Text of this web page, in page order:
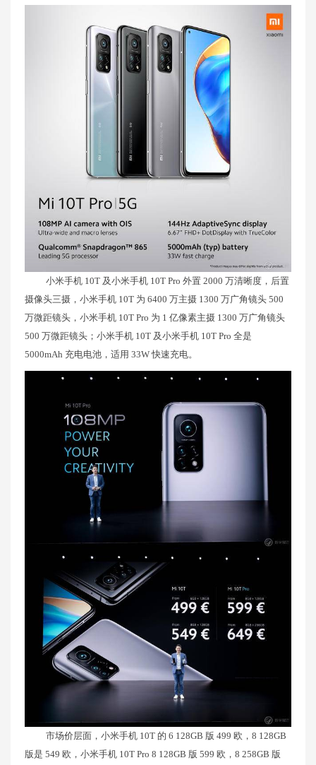
小米手机 10T 及小米手机 10T Pro 外置 2000 万清晰度，后置
摄像头三摄，小米手机 10T 为 6400 万主摄 1300 万广角镜头 500
万微距镜头，小米手机 10T Pro 为 1 亿像素主摄 1300 万广角镜头
500 万微距镜头；小米手机 10T 及小米手机 10T Pro 全是
5000mAh 充电电池，适用 33W 快速充电。
市场价层面，小米手机 10T 的 6 128GB 版 499 欧，8 128GB
版是 549 欧，小米手机 10T Pro 8 128GB 版 599 欧，8 258GB 版